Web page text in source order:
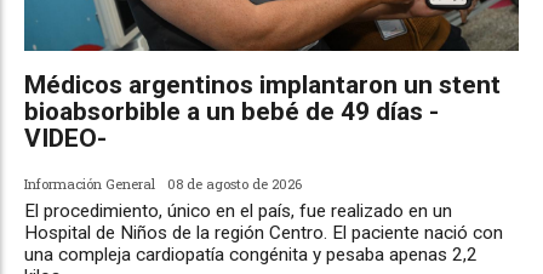
Médicos argentinos implantaron un stent
bioabsorbible a un bebé de 49 días -
VIDEO-
Información General 08 de agosto de 2026
El procedimiento, único en el país, fue realizado en un
Hospital de Niños de la región Centro. El paciente nació con
una compleja cardiopatía congénita y pesaba apenas 2,2